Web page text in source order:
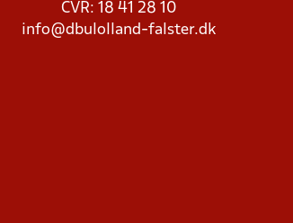
CVR: 18 41 28 10
info@dbulolland-falster.dk